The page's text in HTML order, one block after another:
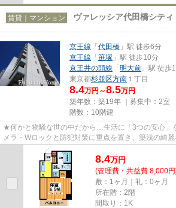
賃貸｜マンション ヴァレッシア代田橋シティ
京王線 「代田橋 」駅 徒歩6分
京王線 「笹塚 」駅 徒歩10分
京王井の頭線 「明大前 」駅 徒歩
東京都杉並区方南 １丁目
8.4万円～8.5万円
築年数：築19年 ｜募集中： 2室
階数：10階建
★何かと物騒な世の中だから…生活に「3つの安心」
メラ・Wロックと防犯対策に重点を置き、築浅の綺
為の設備が充実★この価格で住める...
8.4万円
(管理費・共益費 8,000
敷：1ヶ月｜礼：0ヶ月
所在階：2階
間取り：1K